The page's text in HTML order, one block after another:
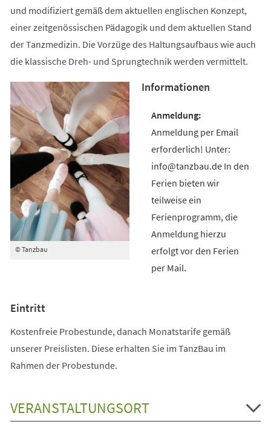
und modifiziert gemäß dem aktuellen englischen Konzept,
einer zeitgenössischen Pädagogik und dem aktuellen Stand
der Tanzmedizin. Die Vorzüge des Haltungsaufbaus wie auch
die klassische Dreh- und Sprungtechnik werden vermittelt.
© Tanzbau
Informationen
Anmeldung per Email
erforderlich! Unter:
info@tanzbau.de In den
Ferien bieten wir
teilweise ein
Ferienprogramm, die
Anmeldung hierzu
erfolgt vor den Ferien
per Mail.
Eintritt
Kostenfreie Probestunde, danach Monatstarife gemäß
unserer Preislisten. Diese erhalten Sie im TanzBau im
Rahmen der Probestunde.
VERANSTALTUNGSORT